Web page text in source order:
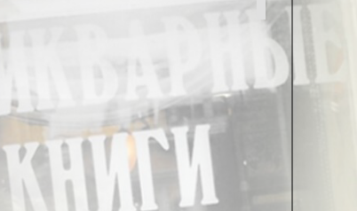
в обществе интерес, но никто не
начнём с такого заметного случая,
позднее. Ты же не просто в этой
восьмой. Там Академия несколько
конкурс на исполнение
плиты, на которой надо было